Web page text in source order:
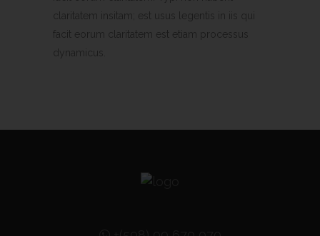
claritatem insitam; est usus legentis in iis qui
facit eorum claritatem est etiam processus
dynamicus.